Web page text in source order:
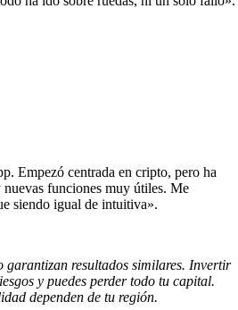
Empezó centrada en cripto, pero ha
funciones muy útiles. Me
siendo igual de intuitiva».
garantizan resultados similares. Invertir
y puedes perder todo tu capital.
dependen de tu región.